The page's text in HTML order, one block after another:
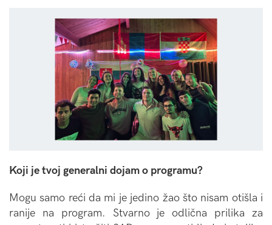
Koji je tvoj generalni dojam o programu?
Mogu samo reći da mi je jedino žao što nisam otišla i
ranije na program. Stvarno je odlična prilika za